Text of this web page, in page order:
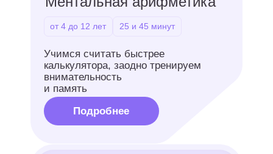
Чтение
от 4 до 7 лет
Читаем с удовольствием: учимся
понимать и уверенно пересказывать